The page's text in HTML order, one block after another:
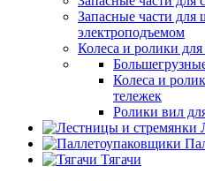
Запасные части для
электроподъемом
Колеса и ролики
Колеса и
тележек
Ролики вил
Тягачи